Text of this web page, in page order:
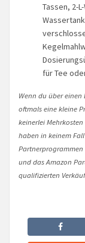
Tassen, 2-
für Tee
Wenn du über
oftmals eine kleine
keinerlei
haben in keinem
und das Amazon
qualifizierten